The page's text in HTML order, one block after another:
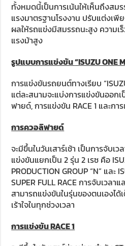
ทั้งหมดนี้เป็นการเน้นให้เห็นถึงสม
แรงมาตรฐานโรงงาน ปรับแต่งเพี
ผลให้รถแข่งมีสมรรถนะสูง ความเ
แรงม้าสูง
รูปแบบการแข่งขัน“ISUZU ONE
การแข่งขันรถยนต์ทางเรียบ
แต่ละสนามจะแบ่งการแข่งขันออก
ฟายด์, การแข่งขัน RACE 1 และกา
การควอลิฟายด์
จะมีขึ้นในวันเสาร์เช้า เป็นการจับเว
แข่งขันแยกเป็น 2 รุ่น 2 เรซ คือ
PRODUCTION GROUP “N” และ
SUPER FULL RACE การจับเวล
สามารถแข่งขันในรุ่นของตนเองได้
เร้าใจในทุกช่วงเวลา
การแข่งขันRACE 1